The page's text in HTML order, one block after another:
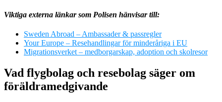
Viktiga externa länkar som Polisen hänvisar till:
Sweden Abroad – Ambassader & passregler
Your Europe – Resehandlingar för minderåriga i EU
Migrationsverket – medborgarskap, adoption och skolresor
Vad flygbolag och resebolag säger om
föräldramedgivande